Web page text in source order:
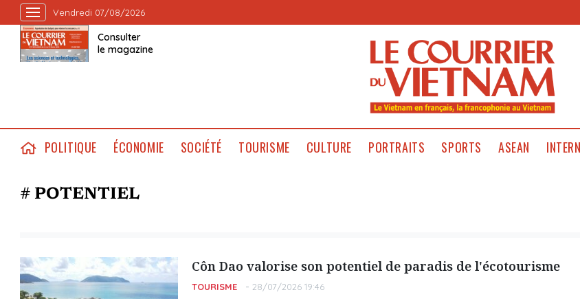
Vendredi 07/08/2026
Consulter
le magazine
POLITIQUE ÉCONOMIE SOCIÉTÉ TOURISME CULTURE PORTRAITS SPORTS ASEAN
# POTENTIEL
Côn Dao valorise son potentiel de paradis de l'écotourisme
TOURISME 28/07/2026 19:46